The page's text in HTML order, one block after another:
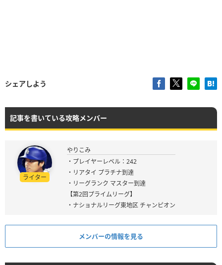
シェアしよう
記事を書いている攻略メンバー
ライター
やりこみ
・プレイヤーレベル：242
・リアタイ プラチナ到達
・リーグランク マスター到達
【第2回プライムリーグ】
・ナショナルリーグ東地区 チャンピオン
メンバーの情報を見る